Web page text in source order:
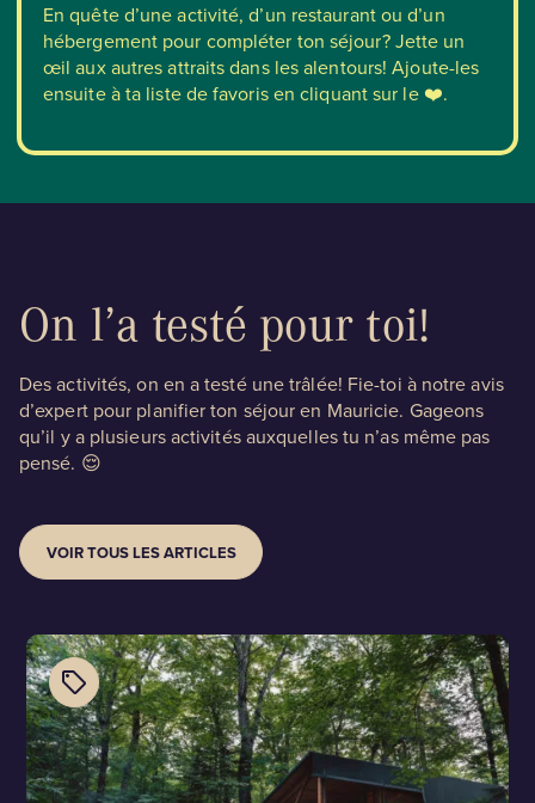
En quête d’une activité, d’un restaurant ou d’un
hébergement pour compléter ton séjour? Jette un
œil aux autres attraits dans les alentours! Ajoute-les
ensuite à ta liste de favoris en cliquant sur le ❤️.
On l’a testé pour toi!
Des activités, on en a testé une trâlée! Fie-toi à notre avis
d’expert pour planifier ton séjour en Mauricie. Gageons
qu’il y a plusieurs activités auxquelles tu n’as même pas
pensé. 😌
VOIR TOUS LES ARTICLES